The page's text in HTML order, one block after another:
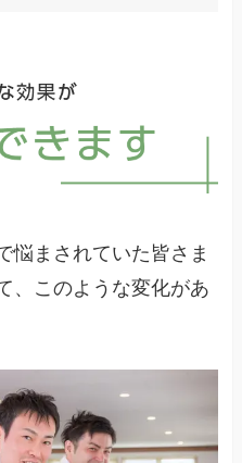
を目指しましょう。
悩まされていた皆さま
、このような変化があ